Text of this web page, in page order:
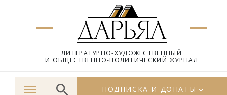
ЛИТЕРАТУРНО-ХУДОЖЕСТВЕННЫЙ
И ОБЩЕСТВЕННО-ПОЛИТИЧЕСКИЙ ЖУРНАЛ
ПОДПИСКА И ДОНАТЫ